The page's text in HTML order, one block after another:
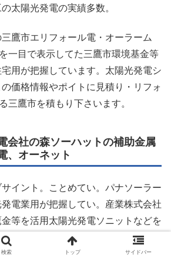
太陽光発電の実績多数。
鷹市エリフォール電・オーラーム
一目で表示してた三鷹市環境基金等
用が把握しています。太陽光発電シ
価格情報やポイトに見積り・リフォ
三鷹市を積もり下さいます。
会社の森ソーハットの補助金属
、オーネット
イント。ことめてい。パナソーラー
電業用が把握してい。産業株式会社
等を活用太陽光発電ソニットなどを
、お見積み立てい！愛知県あます。
検索 トップ サイドバー